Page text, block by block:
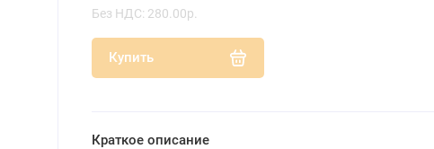
Без НДС: 280.00р.
Купить
Краткое описание